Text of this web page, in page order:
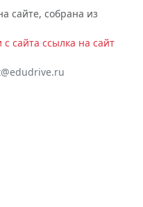
сайте, собрана из
сайта ссылка на сайт